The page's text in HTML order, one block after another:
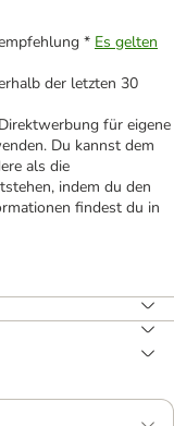
* Es gelten
der letzten 30
für eigene
Du kannst dem
als die
indem du den
findest du in